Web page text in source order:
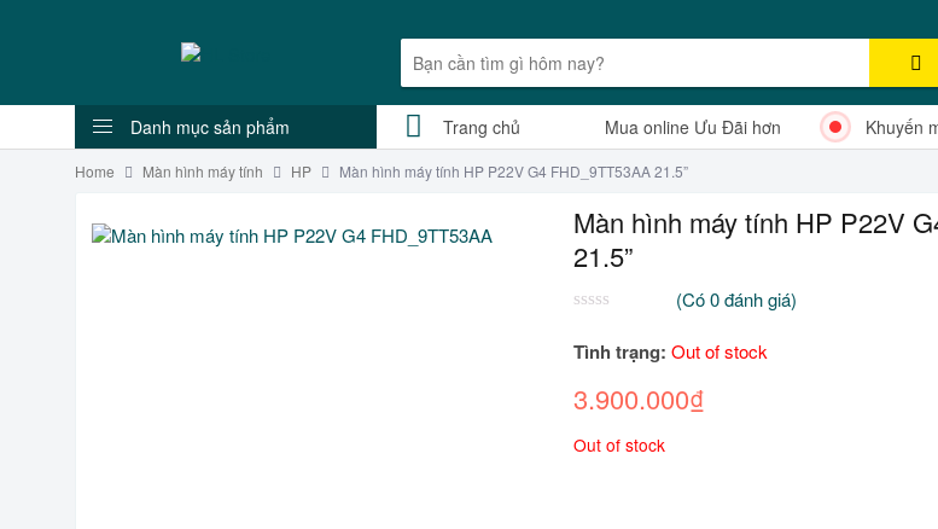
Danh mục sản phẩm Trang chủ Mua online Ưu Đãi hơn Khuyến
Home Màn hình máy tính HP Màn hình máy tính HP P22V G4 FHD_9TT53AA 21.5”
Màn hình máy tính HP P22V
21.5”
trên
5
trên
đánh
(Có0đánh giá)
Tình trạng: Out of stock
3.900.000₫
Out of stock